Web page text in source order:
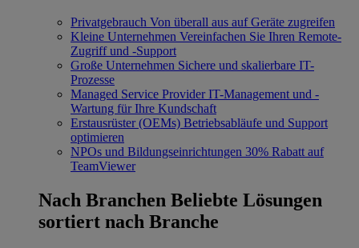
Privatgebrauch Von überall aus auf Geräte zugreifen
Kleine Unternehmen Vereinfachen Sie Ihren Remote-
Zugriff und -Support
Große Unternehmen Sichere und skalierbare IT-
Prozesse
Managed Service Provider IT-Management und -
Wartung für Ihre Kundschaft
Erstausrüster (OEMs) Betriebsabläufe und Support
optimieren
NPOs und Bildungseinrichtungen 30% Rabatt auf
TeamViewer
Nach Branchen Beliebte Lösungen
sortiert nach Branche